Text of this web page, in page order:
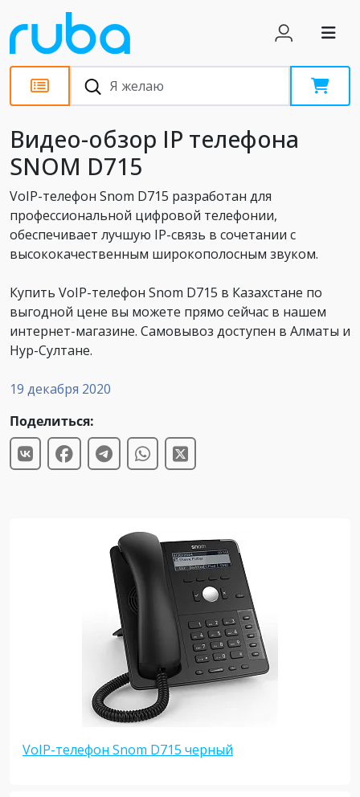
Обзоры
19 декабря 2020
Поделиться:
VoIP-телефон Snom D715 черный
Видео-обзор IP телефона
SNOM D715
VoIP-телефон Snom D715 разработан для
профессиональной цифровой телефонии,
обеспечивает лучшую IP-связь в сочетании с
высококачественным широкополосным звуком.
Купить VoIP-телефон Snom D715 в Казахстане по
выгодной цене вы можете прямо сейчас в нашем
интернет-магазине. Самовывоз доступен в Алматы и
Нур-Султане.